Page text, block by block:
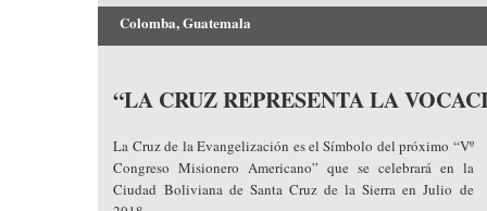
Colomba, Guatemala
“LA CRUZ REPRESENTA LA
La Cruz de la Evangelización es el Símbolo del próximo “Vº
Congreso Misionero Americano” que se celebrará en la
Ciudad Boliviana de Santa Cruz de la Sierra en Julio de